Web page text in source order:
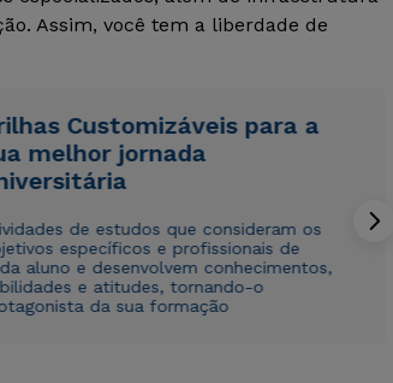
Assim, você tem a liberdade de
Customizáveis para a
melhor jornada
de estudos que consideram os
específicos e profissionais de
aluno e desenvolvem conhecimentos,
e atitudes, tornando-o
da sua formação
autorizo que meus dados sejam utilizados para o
envio de conteúdos da Cruzeiro do Sul.
autorizo que meus dados sejam utilizados para o
envio de conteúdos da Cruzeiro do Sul.